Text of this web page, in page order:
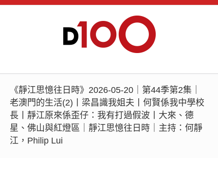
《靜江思憶往日時》2026-05-20｜第44季第2集｜
老澳門的生活(2)丨梁昌識我姐夫丨何賢係我中學校
長丨靜江原來係歪仔：我有打過假波丨大來、德
星、佛山與紅燈區｜靜江思憶往日時｜主持：何靜
江，Philip Lui